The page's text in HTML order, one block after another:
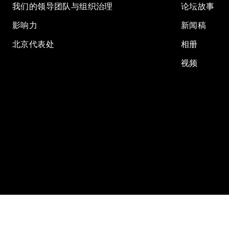
我们的领导团队与组织治理
影响力
北京代表处
论坛故事
新闻稿
相册
视频